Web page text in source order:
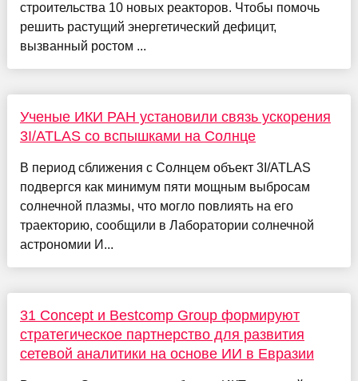
строительства 10 новых реакторов. Чтобы помочь
решить растущий энергетический дефицит,
вызванный ростом ...
Ученые ИКИ РАН установили связь ускорения
3I/ATLAS со вспышками на Солнце
В период сближения с Солнцем объект 3I/ATLAS
подвергся как минимум пяти мощным выбросам
солнечной плазмы, что могло повлиять на его
траекторию, сообщили в Лаборатории солнечной
астрономии И...
31 Concept и Bestcomp Group формируют
стратегическое партнерство для развития
сетевой аналитики на основе ИИ в Евразии